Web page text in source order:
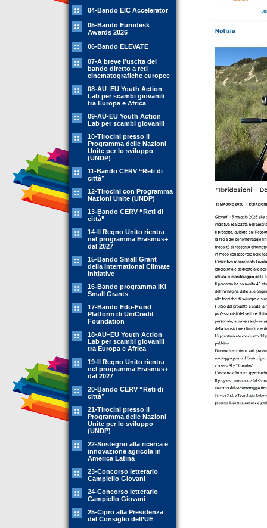
04-Bando EIC Accelerator
05-Bando Eurodesk
Awards 2026
06-Bando ELEVATE
07-A breve l’uscita del
bando diretto a reti
cinematografiche europee
08-AU–EU Youth Action
Lab per scambi giovanili
tra Europa e Africa
09-AU-EU Youth Action
Lab per scambi giovanili
10-Tirocini presso il
Programma delle Nazioni
Unite per lo sviluppo
(UNDP)
11-Bando CERV “Reti di
città”
12-Tirocini con Programma
Nazioni Unite (UNDP)
13-Bando CERV “Reti di
città”
14-Il Regno Unito rientra
nel programma Erasmus+
dal 2027
15-Bando Small Grant
della International Climate
Initiative
16-Bando programma IKI
Small Grants
17-Bando Edu-Fund
Platform di UniCredit
Foundation
18-AU–EU Youth Action
Lab per scambi giovanili
tra Europa e Africa
19-Il Regno Unito rientra
nel programma Erasmus+
dal 2027
20-Bando CERV “Reti di
città”
21-Tirocini presso il
Programma delle Nazioni
Unite per lo sviluppo
(UNDP)
22-Sostegno alla ricerca e
innovazione agricola in
America Latina
23-Concorso letterario
Campiello Giovani
24-Concorso letterario
Campiello Giovani
25-Cipro alla Presidenza
del Consiglio dell’UE